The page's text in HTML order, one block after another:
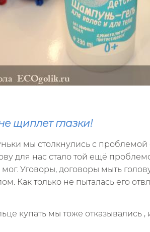
щиплет глазки!
мы столкнулись с
для нас стало той ещё
Уговоры, договоры мыть
Как только не пыталась его
купать мы тоже